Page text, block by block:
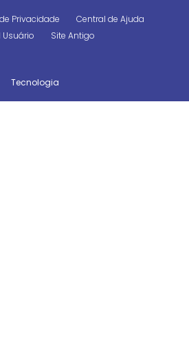
Privacidade
Central de Ajuda
Usuário
Site Antigo
Tecnologia